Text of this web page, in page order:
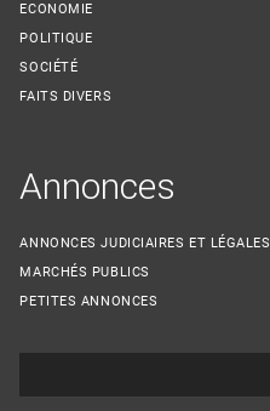
ECONOMIE
POLITIQUE
SOCIÉTÉ
FAITS DIVERS
Annonces
ANNONCES JUDICIAIRES ET LÉGALES
MARCHÉS PUBLICS
PETITES ANNONCES